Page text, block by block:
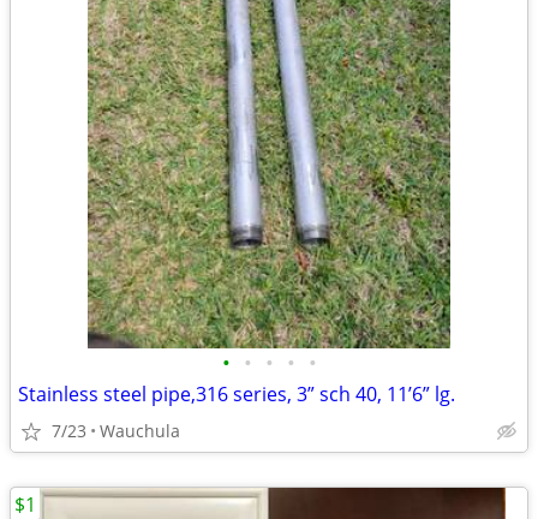
• • • • •
Stainless steel pipe,316 series, 3” sch 40, 11’6” lg.
7/23 Wauchula
$1